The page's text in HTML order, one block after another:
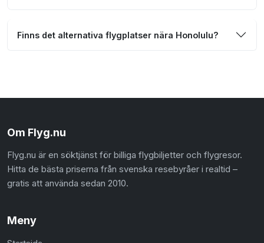
Finns det alternativa flygplatser nära Honolulu?
Om Flyg.nu
Flyg.nu är en söktjänst för billiga flygbiljetter och flygresor.
Hitta de bästa priserna från svenska resebyråer i realtid –
gratis att använda sedan 2010.
Meny